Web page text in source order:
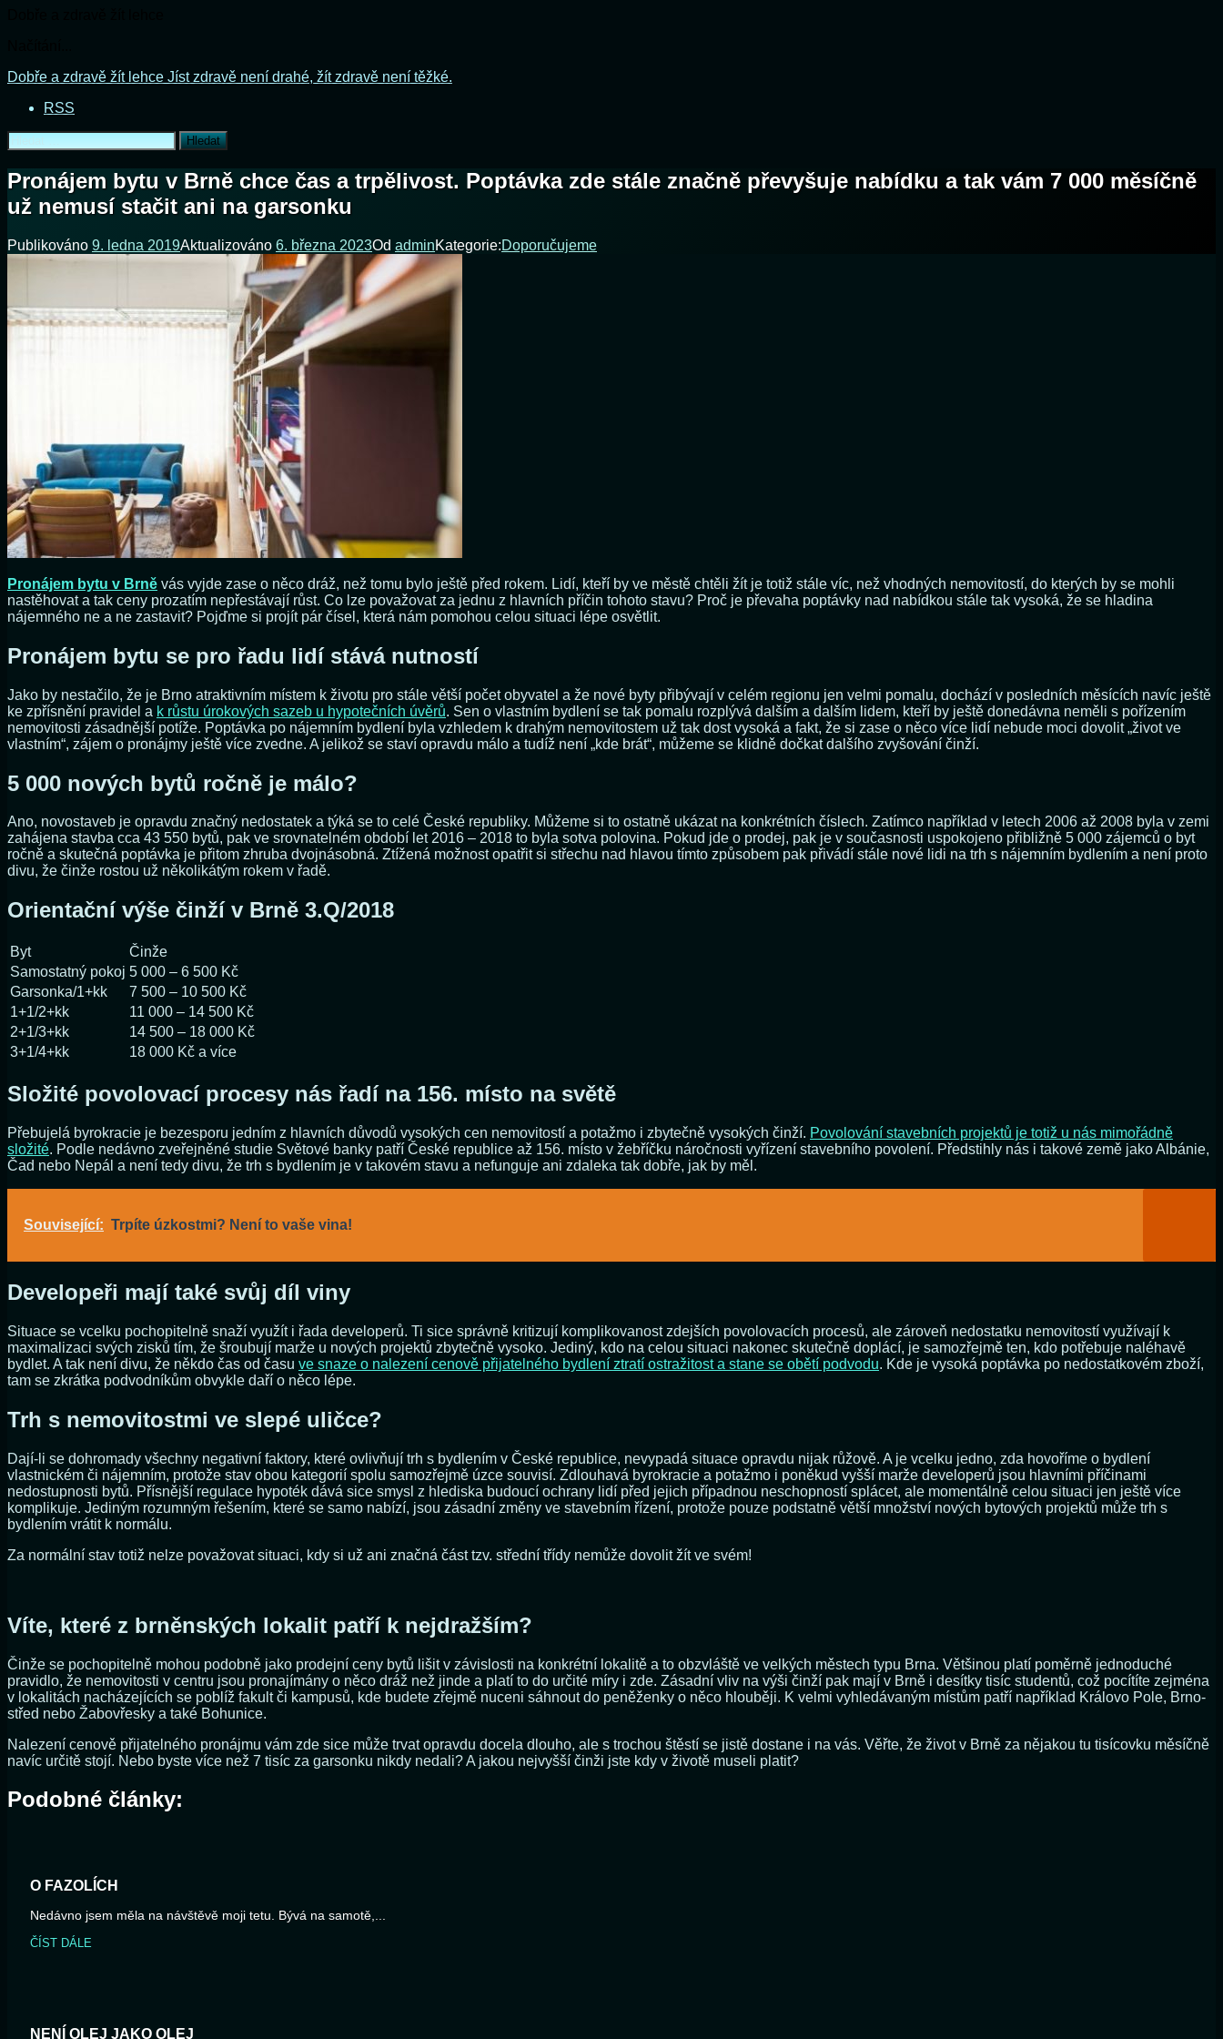
Přejít
obsahu
Dobře a zdravě žít lehce Jíst zdravě není drahé, žít zdravě není těžké.
RSS
Vyhledávání
Pronájem bytu v Brně chce čas a trpělivost. Poptávka zde stále značně převyšuje nabídku a tak vám 7 000 měsíčně
už nemusí stačit ani na garsonku
Publikováno 9. ledna 2019Aktualizováno 6. března 2023Od adminKategorie:Doporučujeme
Pronájem bytu v Brně vás vyjde zase o něco dráž, než tomu bylo ještě před rokem. Lidí, kteří by ve městě chtěli žít je totiž stále víc, než vhodných nemovitostí, do kterých by se mohli
nastěhovat a tak ceny prozatím nepřestávají růst. Co lze považovat za jednu z hlavních příčin tohoto stavu? Proč je převaha poptávky nad nabídkou stále tak vysoká, že se hladina
nájemného ne a ne zastavit? Pojďme si projít pár čísel, která nám pomohou celou situaci lépe osvětlit.
Pronájem bytu se pro řadu lidí stává nutností
Jako by nestačilo, že je Brno atraktivním místem k životu pro stále větší počet obyvatel a že nové byty přibývají v celém regionu jen velmi pomalu, dochází v posledních měsících navíc ještě
ke zpřísnění pravidel a k růstu úrokových sazeb u hypotečních úvěrů. Sen o vlastním bydlení se tak pomalu rozplývá dalším a dalším lidem, kteří by ještě donedávna neměli s pořízením
nemovitosti zásadnější potíže. Poptávka po nájemním bydlení byla vzhledem k drahým nemovitostem už tak dost vysoká a fakt, že si zase o něco více lidí nebude moci dovolit „život ve
vlastním“, zájem o pronájmy ještě více zvedne. A jelikož se staví opravdu málo a tudíž není „kde brát“, můžeme se klidně dočkat dalšího zvyšování činží.
5 000 nových bytů ročně je málo?
Ano, novostaveb je opravdu značný nedostatek a týká se to celé České republiky. Můžeme si to ostatně ukázat na konkrétních číslech. Zatímco například v letech 2006 až 2008 byla v zemi
zahájena stavba cca 43 550 bytů, pak ve srovnatelném období let 2016 – 2018 to byla sotva polovina. Pokud jde o prodej, pak je v současnosti uspokojeno přibližně 5 000 zájemců o byt
ročně a skutečná poptávka je přitom zhruba dvojnásobná. Ztížená možnost opatřit si střechu nad hlavou tímto způsobem pak přivádí stále nové lidi na trh s nájemním bydlením a není proto
divu, že činže rostou už několikátým rokem v řadě.
Orientační výše činží v Brně 3.Q/2018
Byt
Činže
Samostatný pokoj 5 000 – 6 500 Kč
Garsonka/1+kk
7 500 – 10 500 Kč
1+1/2+kk
11 000 – 14 500 Kč
2+1/3+kk
14 500 – 18 000 Kč
3+1/4+kk
18 000 Kč a více
Složité povolovací procesy nás řadí na 156. místo na světě
Přebujelá byrokracie je bezesporu jedním z hlavních důvodů vysokých cen nemovitostí a potažmo i zbytečně vysokých činží. Povolování stavebních projektů je totiž u nás mimořádně
složité. Podle nedávno zveřejněné studie Světové banky patří České republice až 156. místo v žebříčku náročnosti vyřízení stavebního povolení. Předstihly nás i takové země jako Albánie,
Čad nebo Nepál a není tedy divu, že trh s bydlením je v takovém stavu a nefunguje ani zdaleka tak dobře, jak by měl.
Související: Trpíte úzkostmi? Není to vaše vina!
Developeři mají také svůj díl viny
Situace se vcelku pochopitelně snaží využít i řada developerů. Ti sice správně kritizují komplikovanost zdejších povolovacích procesů, ale zároveň nedostatku nemovitostí využívají k
maximalizaci svých zisků tím, že šroubují marže u nových projektů zbytečně vysoko. Jediný, kdo na celou situaci nakonec skutečně doplácí, je samozřejmě ten, kdo potřebuje naléhavě
bydlet. A tak není divu, že někdo čas od času ve snaze o nalezení cenově přijatelného bydlení ztratí ostražitost a stane se obětí podvodu. Kde je vysoká poptávka po nedostatkovém zboží,
tam se zkrátka podvodníkům obvykle daří o něco lépe.
Trh s nemovitostmi ve slepé uličce?
Dají-li se dohromady všechny negativní faktory, které ovlivňují trh s bydlením v České republice, nevypadá situace opravdu nijak růžově. A je vcelku jedno, zda hovoříme o bydlení
vlastnickém či nájemním, protože stav obou kategorií spolu samozřejmě úzce souvisí. Zdlouhavá byrokracie a potažmo i poněkud vyšší marže developerů jsou hlavními příčinami
nedostupnosti bytů. Přísnější regulace hypoték dává sice smysl z hlediska budoucí ochrany lidí před jejich případnou neschopností splácet, ale momentálně celou situaci jen ještě více
komplikuje. Jediným rozumným řešením, které se samo nabízí, jsou zásadní změny ve stavebním řízení, protože pouze podstatně větší množství nových bytových projektů může trh s
bydlením vrátit k normálu.
Za normální stav totiž nelze považovat situaci, kdy si už ani značná část tzv. střední třídy nemůže dovolit žít ve svém!
Víte, které z brněnských lokalit patří k nejdražším?
Činže se pochopitelně mohou podobně jako prodejní ceny bytů lišit v závislosti na konkrétní lokalitě a to obzvláště ve velkých městech typu Brna. Většinou platí poměrně jednoduché
pravidlo, že nemovitosti v centru jsou pronajímány o něco dráž než jinde a platí to do určité míry i zde. Zásadní vliv na výši činží pak mají v Brně i desítky tisíc studentů, což pocítíte zejména
v lokalitách nacházejících se poblíž fakult či kampusů, kde budete zřejmě nuceni sáhnout do peněženky o něco hlouběji. K velmi vyhledávaným místům patří například Královo Pole, Brno-
střed nebo Žabovřesky a také Bohunice.
Nalezení cenově přijatelného pronájmu vám zde sice může trvat opravdu docela dlouho, ale s trochou štěstí se jistě dostane i na vás. Věřte, že život v Brně za nějakou tu tisícovku měsíčně
navíc určitě stojí. Nebo byste více než 7 tisíc za garsonku nikdy nedali? A jakou nejvyšší činži jste kdy v životě museli platit?
Podobné články:
O FAZOLÍCH
Nedávno jsem měla na návštěvě moji tetu. Bývá na samotě,...
ČÍST DÁLE
NENÍ OLEJ JAKO OLEJ